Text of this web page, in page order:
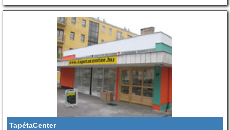
TapétaCenter